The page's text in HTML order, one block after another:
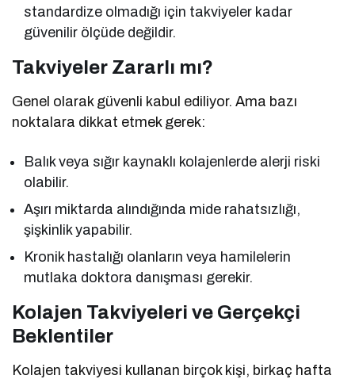
standardize olmadığı için takviyeler kadar
güvenilir ölçüde değildir.
Takviyeler Zararlı mı?
Genel olarak güvenli kabul ediliyor. Ama bazı
noktalara dikkat etmek gerek:
Balık veya sığır kaynaklı kolajenlerde alerji riski
olabilir.
Aşırı miktarda alındığında mide rahatsızlığı,
şişkinlik yapabilir.
Kronik hastalığı olanların veya hamilelerin
mutlaka doktora danışması gerekir.
Kolajen Takviyeleri ve Gerçekçi
Beklentiler
Kolajen takviyesi kullanan birçok kişi, birkaç hafta